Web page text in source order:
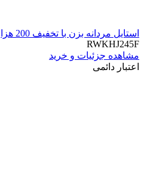
استایل مردانه بزن با تخفیف 200 هزار تومانی دیجی استایل
RWKHJ245F
مشاهده جزئیات و خرید
اعتبار دائمی